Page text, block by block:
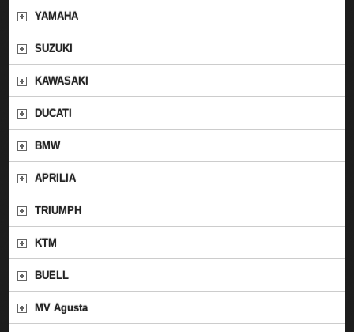
YAMAHA
SUZUKI
KAWASAKI
DUCATI
BMW
APRILIA
TRIUMPH
KTM
BUELL
MV Agusta